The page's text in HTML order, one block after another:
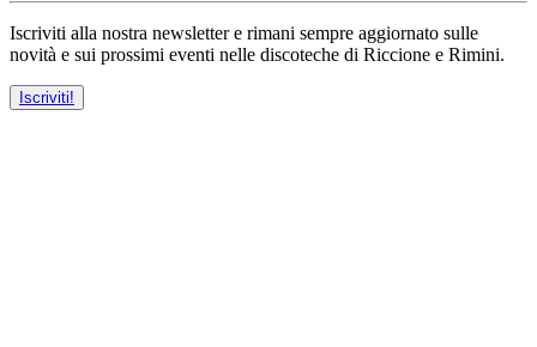
Iscriviti alla nostra newsletter e rimani sempre aggiornato sulle
novità e sui prossimi eventi nelle discoteche di Riccione e Rimini.
Iscriviti!